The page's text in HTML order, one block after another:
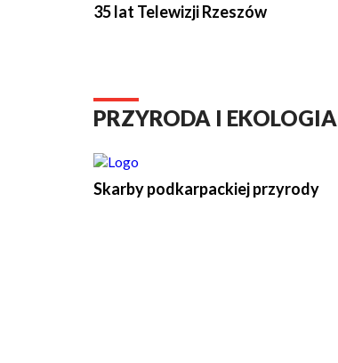
35 lat Telewizji Rzeszów
PRZYRODA I EKOLOGIA
Skarby podkarpackiej przyrody